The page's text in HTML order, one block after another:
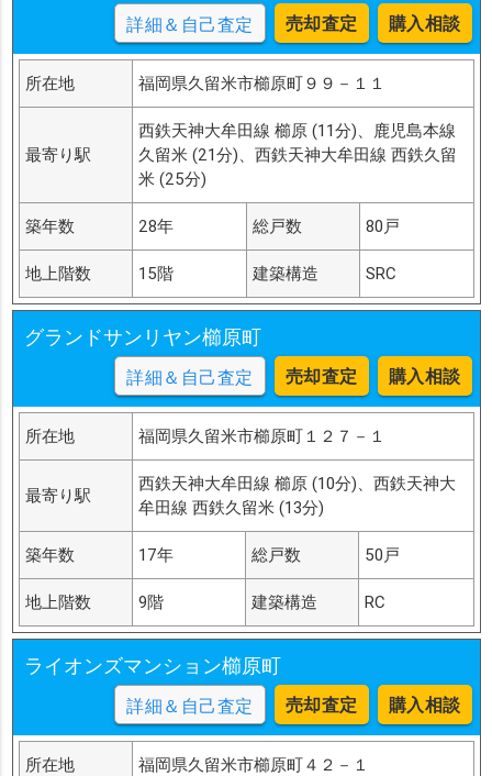
詳細＆自己査定 売却査定 購入相談
所在地 福岡県久留米市櫛原町９９－１１
最寄り駅
西鉄天神大牟田線 櫛原 (11分)、鹿児島本線
久留米 (21分)、西鉄天神大牟田線 西鉄久留
米 (25分)
築年数 28年 総戸数 80戸
地上階数 15階 建築構造 SRC
グランドサンリヤン櫛原町
詳細＆自己査定 売却査定 購入相談
所在地 福岡県久留米市櫛原町１２７－１
最寄り駅
西鉄天神大牟田線 櫛原 (10分)、西鉄天神大
牟田線 西鉄久留米 (13分)
築年数 17年 総戸数 50戸
地上階数 9階 建築構造 RC
ライオンズマンション櫛原町
詳細＆自己査定 売却査定 購入相談
所在地 福岡県久留米市櫛原町４２－１